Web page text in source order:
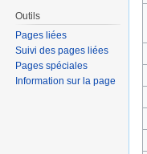
Outils
Pages liées
Suivi des pages liées
Pages spéciales
Information sur la page